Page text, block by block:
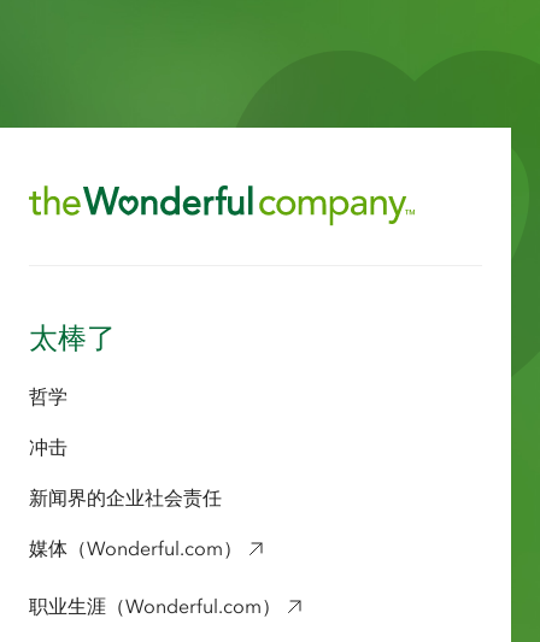
太棒了
哲学
冲击
新闻界的企业社会责任
媒体（Wonderful.com）
职业生涯（Wonderful.com）